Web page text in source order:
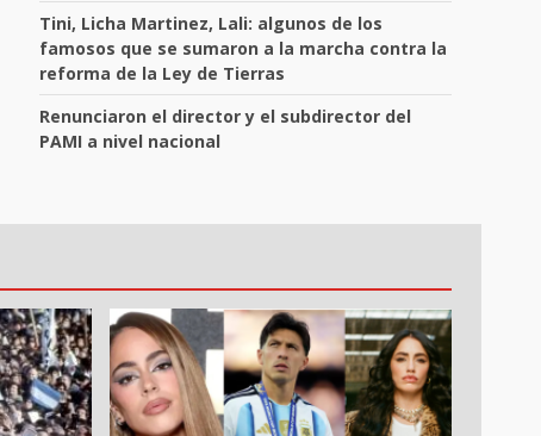
Tini, Licha Martinez, Lali: algunos de los
famosos que se sumaron a la marcha contra la
reforma de la Ley de Tierras
Renunciaron el director y el subdirector del
PAMI a nivel nacional